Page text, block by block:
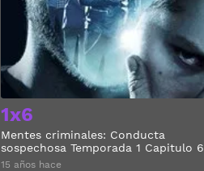
1x6
Mentes criminales: Conducta
sospechosa Temporada 1 Capitulo 6
15 años hace